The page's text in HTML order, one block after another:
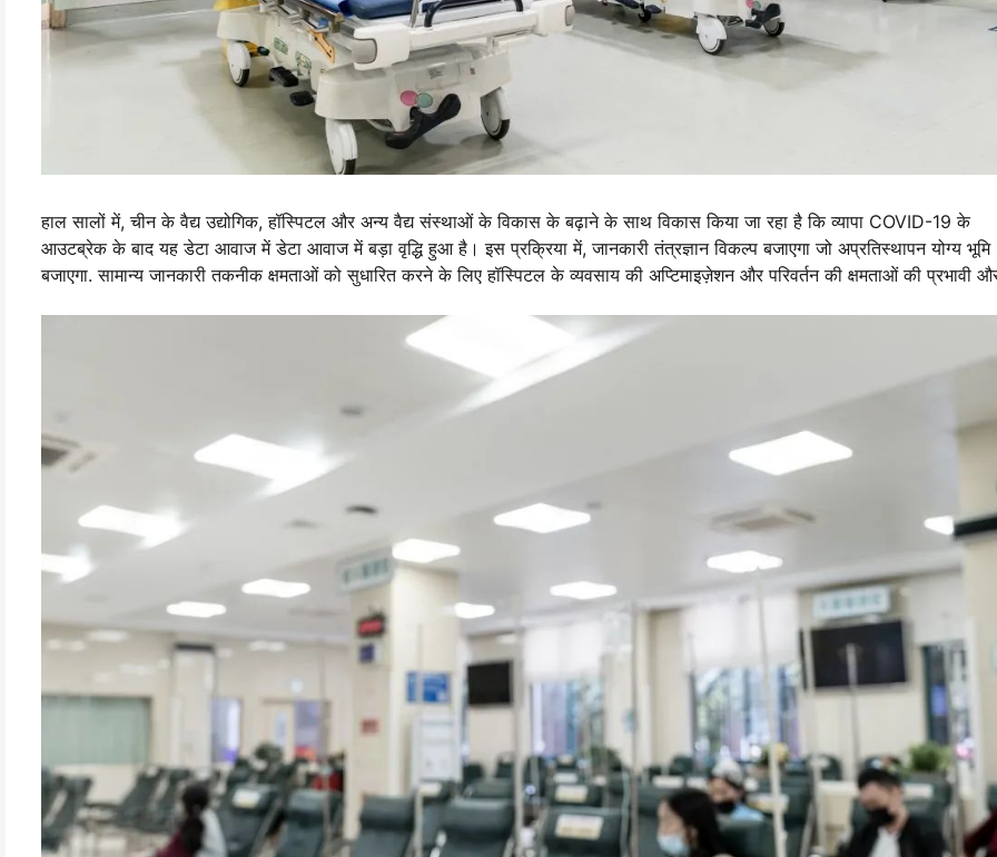
हाल सालों में, चीन के वैद्य उद्योगिक, हॉस्पिटल और अन्य वैद्य संस्थाओं के विकास के बढ़ाने के साथ विकास किया जा रहा है कि व्यापा COVID-19 के
आउटब्रेक के बाद यह डेटा आवाज में डेटा आवाज में बड़ा वृद्धि हुआ है। इस प्रक्रिया में, जानकारी तंत्रज्ञान विकल्प बजाएगा जो अप्रतिस्थापन योग्य भूमि
बजाएगा. सामान्य जानकारी तकनीक क्षमताओं को सुधारित करने के लिए हॉस्पिटल के व्यवसाय की अप्टिमाइज़ेशन और परिवर्तन की क्षमताओं की प्रभावी